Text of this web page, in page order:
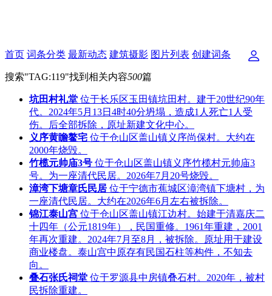
首页 词条分类 最新动态 建筑摄影 图片列表 创建词条
搜索"TAG:119"找到相关内容500篇
坑田村礼堂 位于长乐区玉田镇坑田村。建于20世纪90年
代。2024年5月13日4时40分坍塌，造成1人死亡1人受
伤。后全部拆除，原址新建文化中心。
义序黄瞻鳌宅 位于仓山区盖山镇义序尚保村。大约在
2000年烧毁。
竹榄元帅庙3号 位于仓山区盖山镇义序竹榄村元帅庙3
号。为一座清代民居。2026年7月20号烧毁。
漳湾下塘章氏民居 位于宁德市蕉城区漳湾镇下塘村，为
一座清代民居。大约在2026年6月左右被拆除。
锦江泰山宫 位于仓山区盖山镇江边村。始建于清嘉庆二
十四年（公元1819年），民国重修。1961年重建，2001
年再次重建。2024年7月至8月，被拆除。原址用于建设
商业楼盘。泰山宫中原存有民国石柱等构件，不知去
向。
叠石张氏祠堂 位于罗源县中房镇叠石村。2020年，被村
民拆除重建。